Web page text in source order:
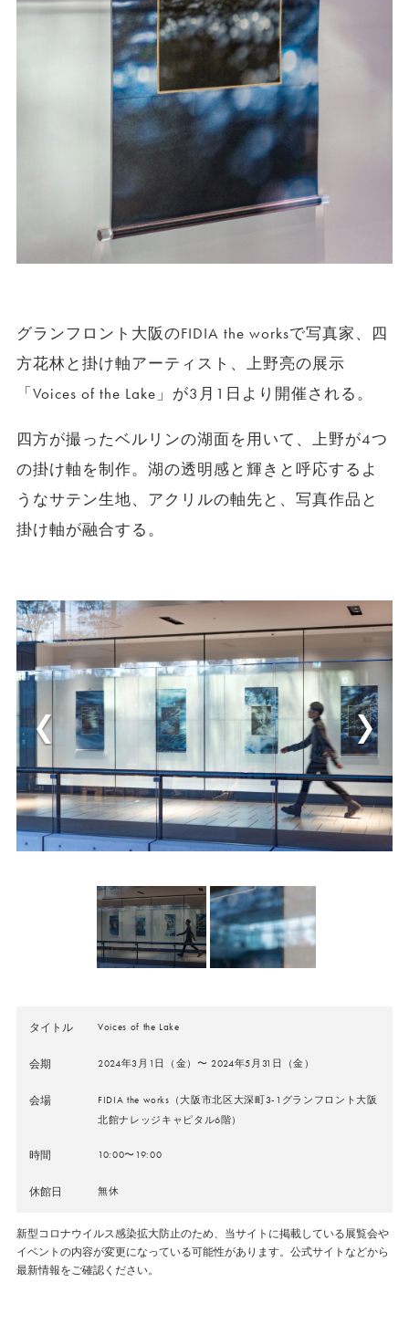
グランフロント大阪のFIDIA the worksで写真家、 四
方花林と掛け軸アーティスト、上野亮の展示
「Voices of the Lake」が3月1日より開催される。
四方が撮ったベルリンの湖面を用いて、上野が4つ
の掛け軸を制作。湖の透明感と輝きと呼応するよ
うなサテン生地、アクリルの軸先と、写真作品と
掛け軸が融合する。
タイトル Voices of the Lake
会期 2024年3月1日（金）〜 2024年5月31日（金）
会場 FIDIA the works （大阪市北区大深町3-1グランフロント大阪
北館ナレッジキャピタル6階）
時間 10:00〜19:00
休館日 無休
新型コロナウイルス感染拡大防止のため、当サイトに掲載している展覧会や
イベントの内容が変更になっている可能性があります。公式サイトなどから
最新情報をご確認ください。